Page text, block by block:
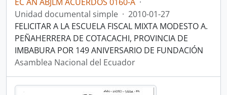
Unidad documental simple · 2010-01-27
FELICITAR A LA ESCUELA FISCAL MIXTA MODESTO A.
PEÑAHERRERA DE COTACACHI, PROVINCIA DE
IMBABURA POR 149 ANIVERSARIO DE FUNDACIÓN
Asamblea Nacional del Ecuador